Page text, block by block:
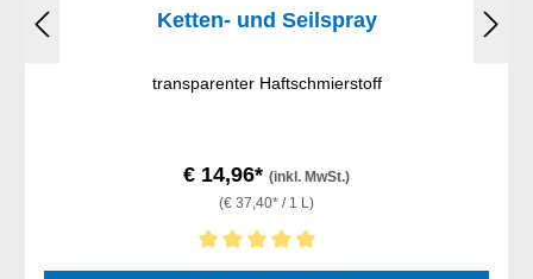
Ketten- und Seilspray
transparenter Haftschmierstoff
€ 14,96* (inkl. MwSt.)
(€ 37,40* / 1 L)
Durchschnittliche Bewertung von 5 von 5 Sternen